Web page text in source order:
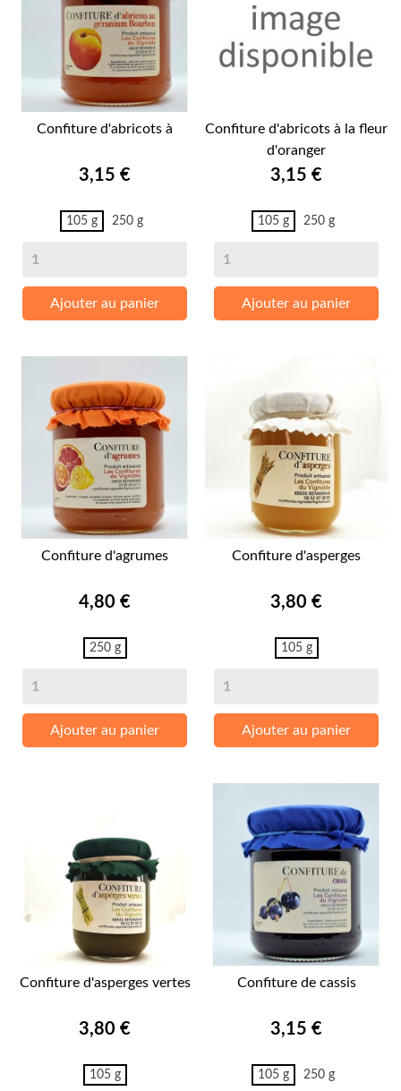
Confiture d'abricots à
Prix
3,15 €
105 g 250 g
Ajouter au panier
Confiture d'abricots à la fleur
d'oranger
Prix
3,15 €
105 g 250 g
Ajouter au panier
Confiture d'agrumes
Prix
4,80 €
250 g
Ajouter au panier
Confiture d'asperges
Prix
3,80 €
105 g
Ajouter au panier
Confiture d'asperges vertes
Prix
3,80 €
105 g
Confiture de cassis
Prix
3,15 €
105 g 250 g